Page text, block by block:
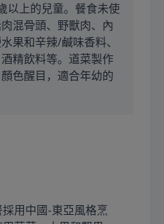
以上的兒童。餐食未使
混骨頭、野獸肉、內
果和辛辣/鹹味香料、
精飲料等。道菜製作
色醒目，適合年幼的
採用中國-東亞風格烹